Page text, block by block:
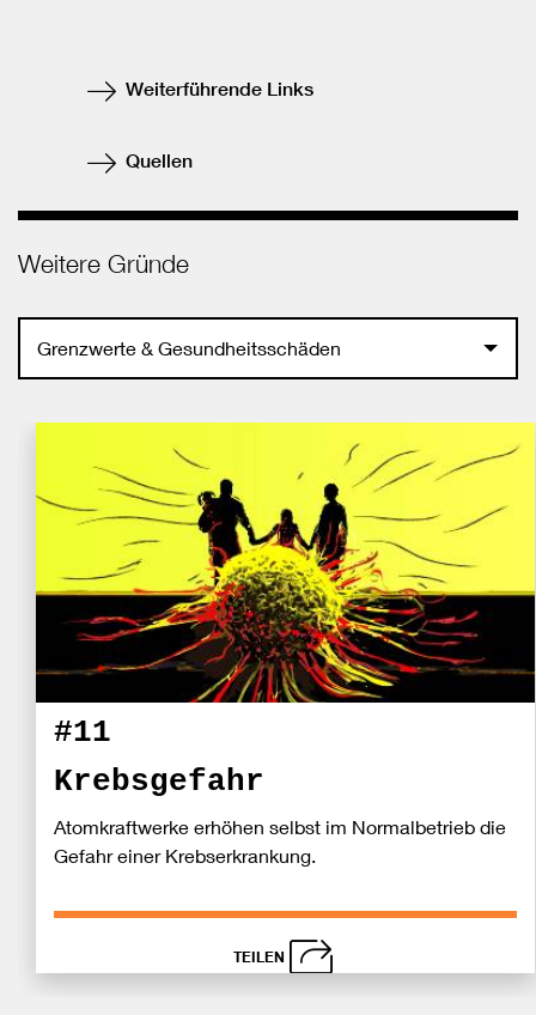
teilen
Weiterführende Links
Quellen
Weitere Gründe
Grenzwerte & Gesundheitsschäden
#11
Krebsgefahr
Atomkraftwerke erhöhen selbst im Normalbetrieb die
Gefahr einer Krebserkrankung.
TEILEN